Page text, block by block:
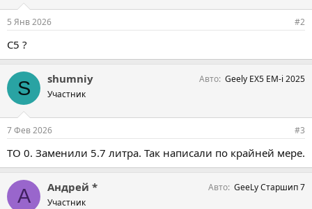
5 Янв 2026 #2
C5 ?
S shumniy
Участник
Авто Geely EX5 EM-i 2025
7 Фев 2026 #3
ТО 0. Заменили 5.7 литра. Так написали по крайней мере.
А Андрей *
Участник
Авто GeeLy Старшип 7